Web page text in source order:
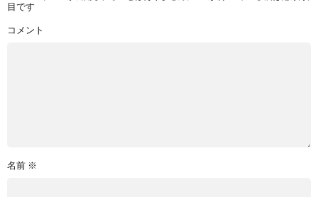
目です
コメント
名前 ※